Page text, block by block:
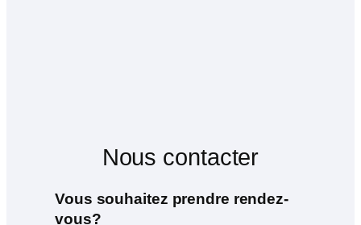
Nous contacter
Vous souhaitez prendre rendez-
vous?